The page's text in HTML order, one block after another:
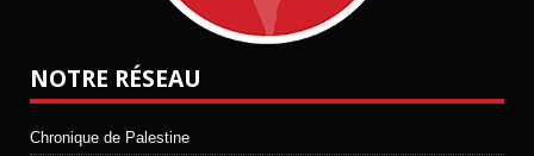
NOTRE RÉSEAU
Chronique de Palestine